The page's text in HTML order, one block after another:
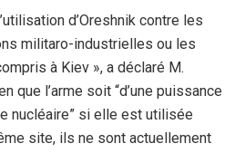
d’Oreshnik contre les
militaro-industrielles ou les
à Kiev », a déclaré M.
que l’arme soit “d’une puissance
nucléaire” si elle est utilisée
site, ils ne sont actuellement